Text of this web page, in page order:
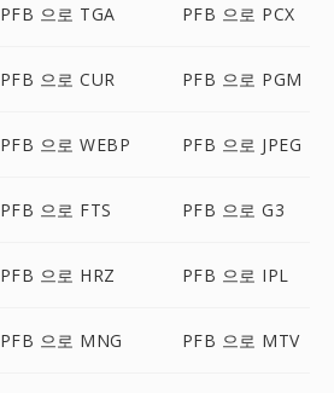
PFB 으로 TGA PFB 으로 PCX
PFB 으로 CUR PFB 으로 PGM
PFB 으로 WEBP PFB 으로 JPEG
PFB 으로 FTS PFB 으로 G3
PFB 으로 HRZ PFB 으로 IPL
PFB 으로 MNG PFB 으로 MTV